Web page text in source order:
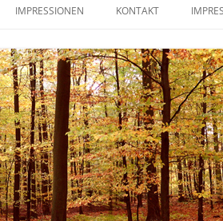
IMPRESSIONEN KONTAKT